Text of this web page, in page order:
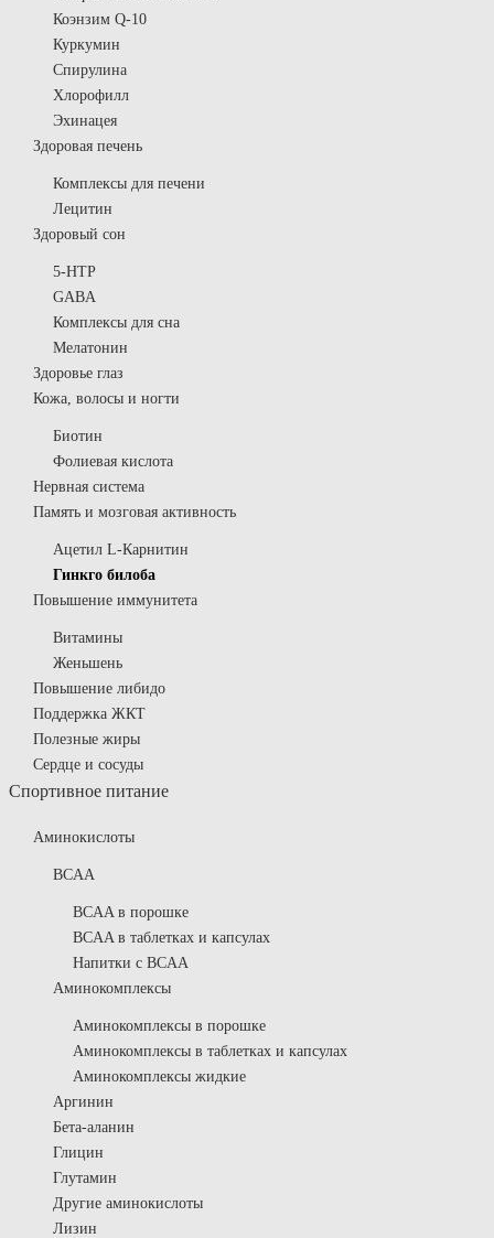
Коэнзим Q-10
Куркумин
Спирулина
Хлорофилл
Эхинацея
Здоровая печень
Комплексы для печени
Лецитин
Здоровый сон
5-HTP
GABA
Комплексы для сна
Мелатонин
Здоровье глаз
Кожа, волосы и ногти
Биотин
Фолиевая кислота
Нервная система
Память и мозговая активность
Ацетил L-Карнитин
Гинкго билоба
Повышение иммунитета
Витамины
Женьшень
Повышение либидо
Поддержка ЖКТ
Полезные жиры
Сердце и сосуды
Спортивное питание
Аминокислоты
BCAA
BCAA в порошке
BCAA в таблетках и капсулах
Напитки с BCAA
Аминокомплексы
Аминокомплексы в порошке
Аминокомплексы в таблетках и капсулах
Аминокомплексы жидкие
Аргинин
Бета-аланин
Глицин
Глутамин
Другие аминокислоты
Лизин